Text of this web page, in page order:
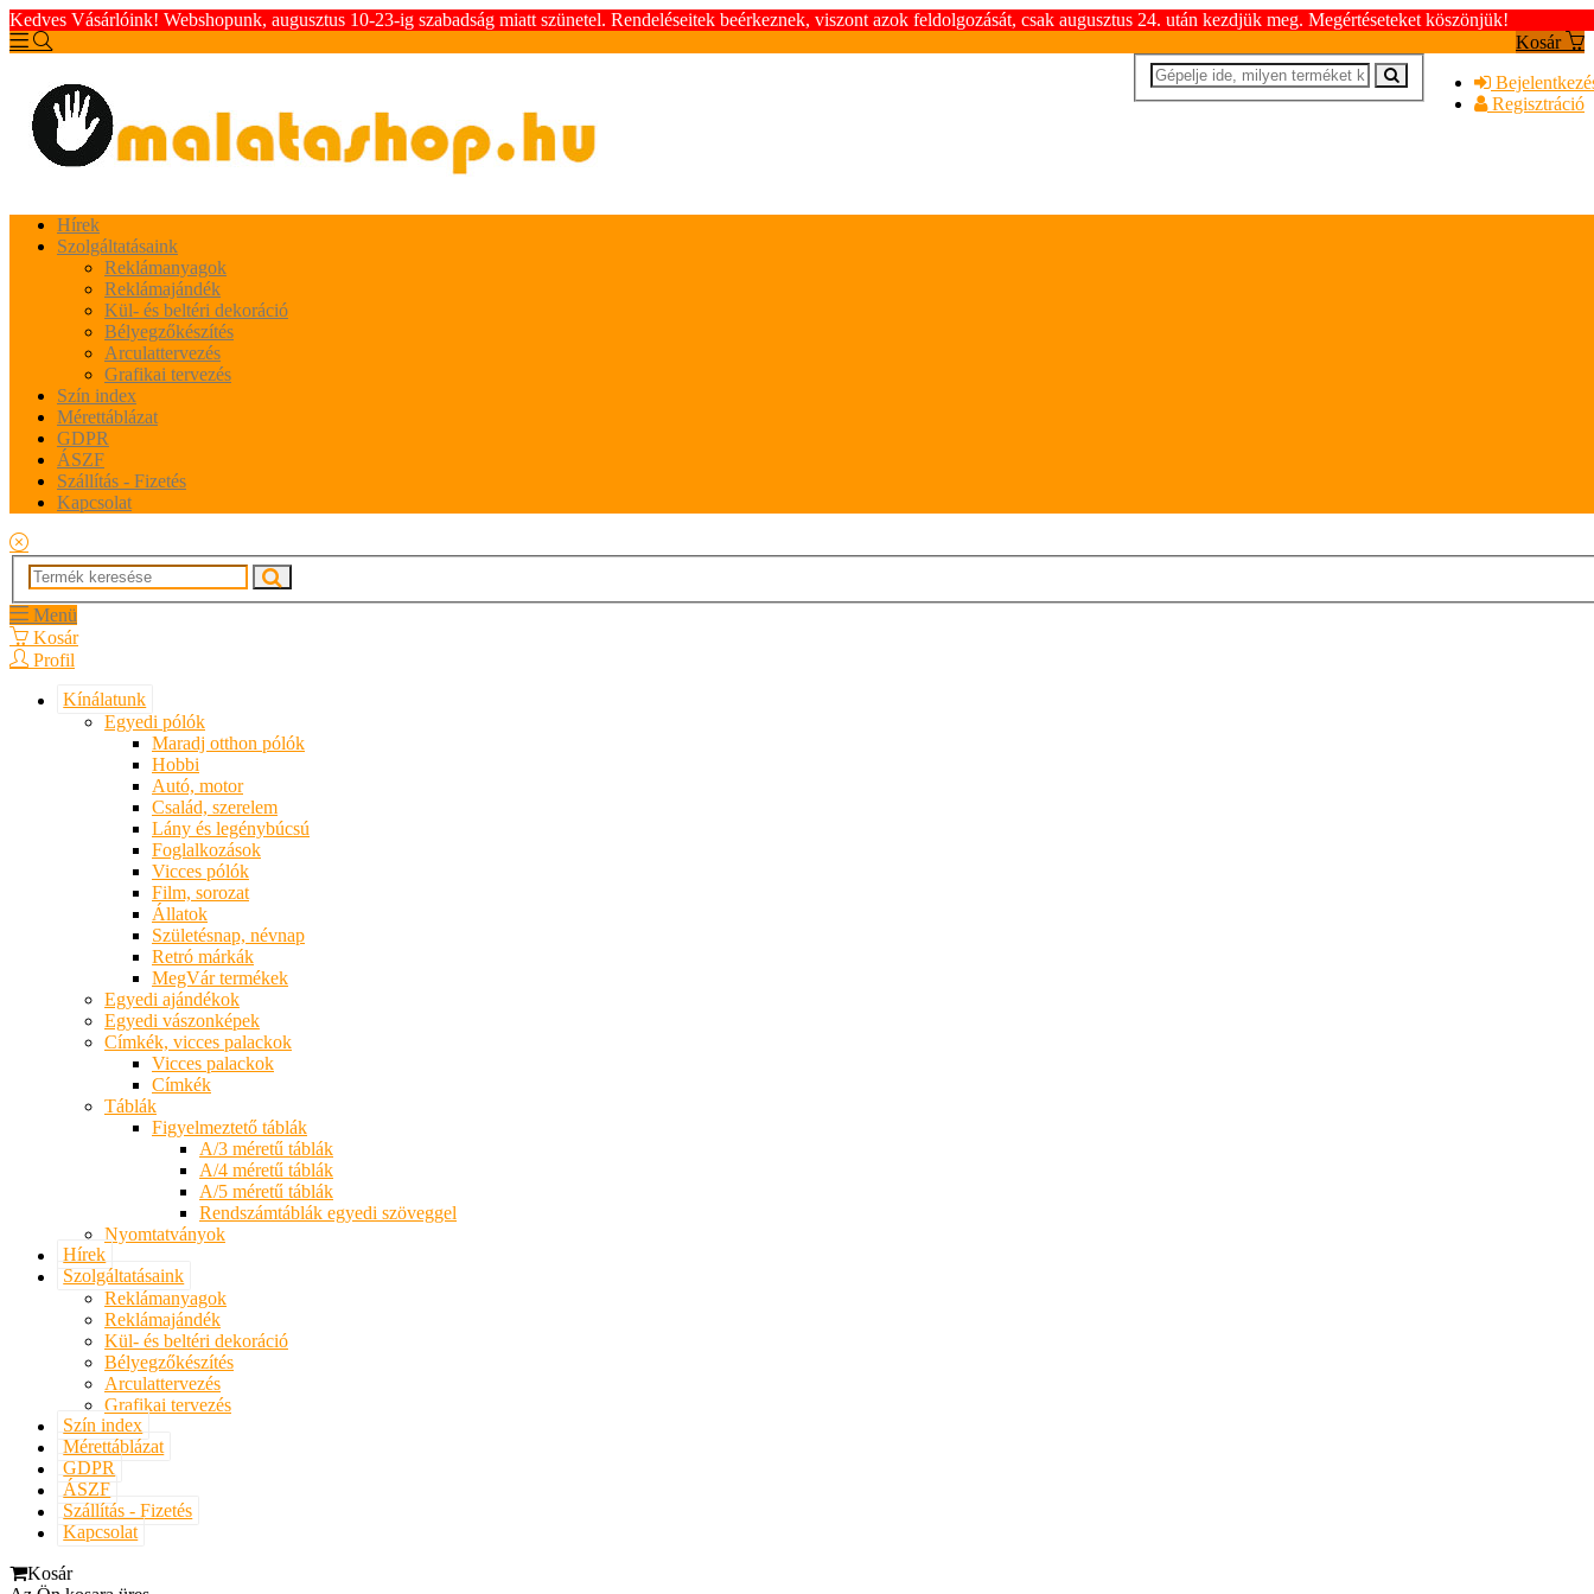
Kedves Vásárlóink! Webshopunk, augusztus 10-23-ig szabadság miatt szünetel. Rendeléseitek beérkeznek, viszont azok feldolgozását, csak augusztus 24. után kezdjük meg. Megértéseteket köszönjük!
Kosár
Regisztráció
Hírek
Szolgáltatásaink
Reklámanyagok
Reklámajándék
Kül- és beltéri dekoráció
Bélyegzőkészítés
Arculattervezés
Grafikai tervezés
Szín index
Mérettáblázat
GDPR
ÁSZF
Szállítás - Fizetés
Kapcsolat
Menü
Kosár
Profil
Kínálatunk
Egyedi pólók
Maradj otthon pólók
Hobbi
Autó, motor
Család, szerelem
Lány és legénybúcsú
Foglalkozások
Vicces pólók
Film, sorozat
Állatok
Születésnap, névnap
Retró márkák
MegVár termékek
Egyedi ajándékok
Egyedi vászonképek
Címkék, vicces palackok
Vicces palackok
Címkék
Táblák
Figyelmeztető táblák
A/3 méretű táblák
A/4 méretű táblák
A/5 méretű táblák
Rendszámtáblák egyedi szöveggel
Nyomtatványok
Hírek
Szolgáltatásaink
Reklámanyagok
Reklámajándék
Kül- és beltéri dekoráció
Bélyegzőkészítés
Arculattervezés
Grafikai tervezés
Szín index
Mérettáblázat
GDPR
ÁSZF
Szállítás - Fizetés
Kapcsolat
Kosár